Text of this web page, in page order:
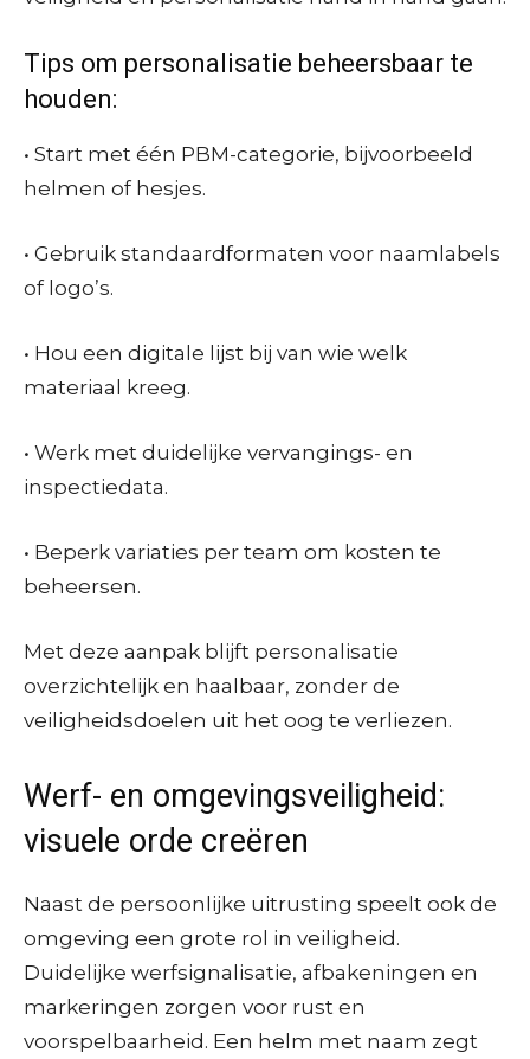
Tips om personalisatie beheersbaar te
houden:
• Start met één PBM-categorie, bijvoorbeeld
helmen of hesjes.
• Gebruik standaardformaten voor naamlabels
of logo’s.
• Hou een digitale lijst bij van wie welk
materiaal kreeg.
• Werk met duidelijke vervangings- en
inspectiedata.
• Beperk variaties per team om kosten te
beheersen.
Met deze aanpak blijft personalisatie
overzichtelijk en haalbaar, zonder de
veiligheidsdoelen uit het oog te verliezen.
Werf- en omgevingsveiligheid:
visuele orde creëren
Naast de persoonlijke uitrusting speelt ook de
omgeving een grote rol in veiligheid.
Duidelijke werfsignalisatie, afbakeningen en
markeringen zorgen voor rust en
voorspelbaarheid. Een helm met naam zegt